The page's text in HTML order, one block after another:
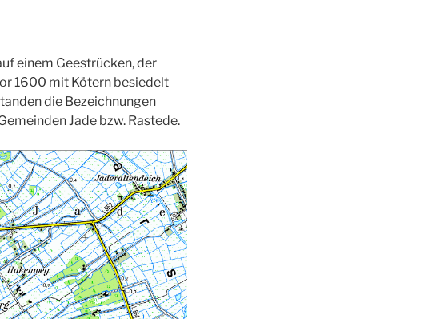
einem Geestrücken, der
1600 mit Kötern besiedelt
die Bezeichnungen
Jade bzw. Rastede.